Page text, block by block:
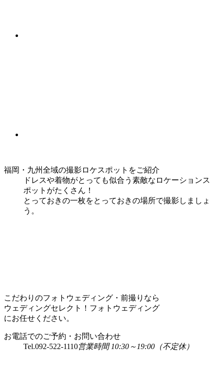
福岡・九州全域の撮影ロケスポットをご紹介
ドレスや着物がとっても似合う素敵なロケーションス
ポットがたくさん！
とっておきの一枚をとっておきの場所で撮影しましょ
う。
こだわりのフォトウェディング・前撮りなら
ウェディングセレクト！フォトウェディング
にお任せください。
お電話でのご予約・お問い合わせ
Tel.092-522-1110営業時間 10:30～19:00（不定休）